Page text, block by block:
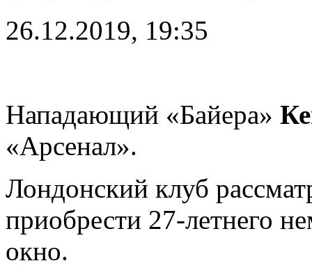
26.12.2019, 19:35
Нападающий «Байера»
«Арсенал».
Лондонский клуб
приобрести 27-летнего
окно.